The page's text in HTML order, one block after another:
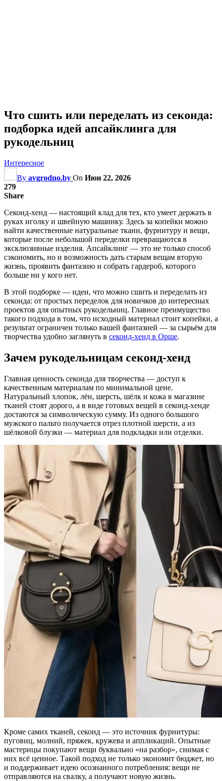
Что сшить или переделать из секонда:
подборка идей апсайклинга для
рукодельниц
Интересное
By avgrodno.by On Июн 22, 2026
279
Share
Секонд-хенд — настоящий клад для тех, кто умеет держать в
руках иголку и швейную машинку. Здесь за копейки можно
найти качественные натуральные ткани, фурнитуру и вещи,
которые после небольшой переделки превращаются в
эксклюзивные изделия. Апсайклинг — это не только способ
сэкономить, но и возможность дать старым вещам вторую
жизнь, проявить фантазию и собрать гардероб, которого
больше ни у кого нет.
В этой подборке — идеи, что можно сшить и переделать из
секонда: от простых переделок для новичков до интересных
проектов для опытных рукодельниц. Главное преимущество
такого подхода в том, что исходный материал стоит копейки, а
результат ограничен только вашей фантазией — за сырьём для
творчества удобно заглянуть в секонд-хенд в Орше.
Зачем рукодельницам секонд-хенд
Главная ценность секонда для творчества — доступ к
качественным материалам по минимальной цене.
Натуральный хлопок, лён, шерсть, шёлк и кожа в магазине
тканей стоят дорого, а в виде готовых вещей в секонд-хенде
достаются за символическую сумму. Из одного большого
мужского пальто получается отрез плотной шерсти, а из
шёлковой блузки — материал для подкладки или отделки.
Кроме самих тканей, секонд — это источник фурнитуры:
пуговиц, молний, пряжек, кружева и аппликаций. Опытные
мастерицы покупают вещи буквально «на разбор», снимая с
них всё ценное. Такой подход не только экономит бюджет, но
и поддерживает идею осознанного потребления: вещи не
отправляются на свалку, а получают новую жизнь.